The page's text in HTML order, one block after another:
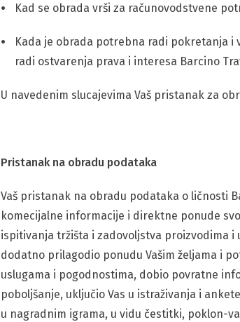
Kad se obrada vrši za računovodstvene
Kada je obrada potrebna radi pokretanja
radi ostvarenja prava i interesa Barcino
U navedenim slucajevima Vaš pristanak za
Pristanak na obradu podataka
Vaš pristanak na obradu podataka o ličnosti
komecijalne informacije i direktne ponude
ispitivanja tržišta i zadovoljstva proizvodima i
dodatno prilagodio ponudu Vašim željama i
uslugama i pogodnostima, dobio povratne
poboljšanje, uključio Vas u istraživanja i
u nagradnim igrama, u vidu čestitki, poklon-